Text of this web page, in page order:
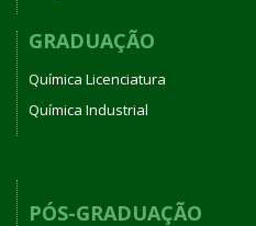
GRADUAÇÃO
Química Licenciatura
Química Industrial
PÓS-GRADUAÇÃO